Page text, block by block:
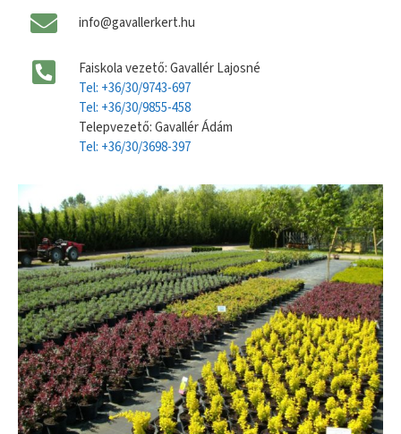
info@gavallerkert.hu
Faiskola vezető: Gavallér Lajosné
Tel: +36/30/9743-697
Tel: +36/30/9855-458
Telepvezető: Gavallér Ádám
Tel: +36/30/3698-397